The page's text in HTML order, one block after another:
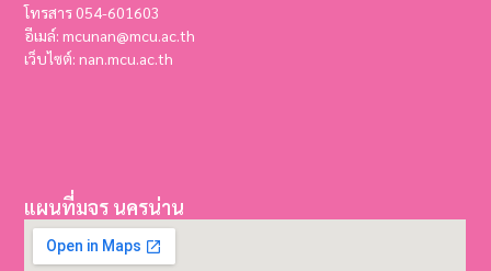
โทรสาร054-601603
อีเมล์: mcunan@mcu.ac.th
เว็บไซต์: nan.mcu.ac.th
แผนที่มจร นครน่าน